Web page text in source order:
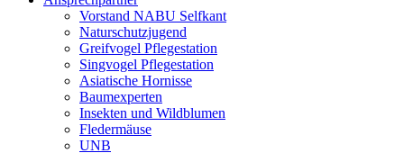
Vorstand NABU Selfkant
Naturschutzjugend
Greifvogel Pflegestation
Singvogel Pflegestation
Asiatische Hornisse
Baumexperten
Insekten und Wildblumen
Fledermäuse
UNB